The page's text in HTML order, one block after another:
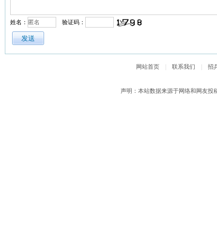
姓名： 验证码：
网站首页 联系我们 招
声明：本站数据来源于网络和网友投